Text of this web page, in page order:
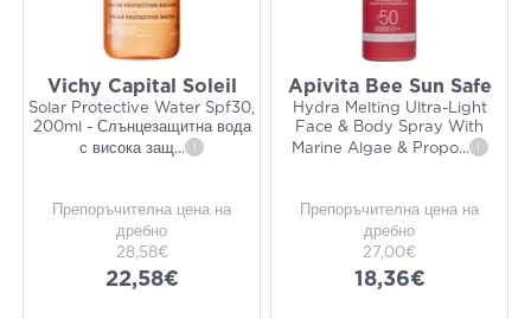
Vichy Capital Soleil
Solar Protective Water Spf30,
200ml - Слънцезащитна вода
с висока защ... i
Препоръчителна цена на
дребно
28,58€
22,58€
Apivita Bee Sun Safe
Hydra Melting Ultra-Light
Face & Body Spray With
Marine Algae & Propo... i
Препоръчителна цена на
дребно
27,00€
18,36€